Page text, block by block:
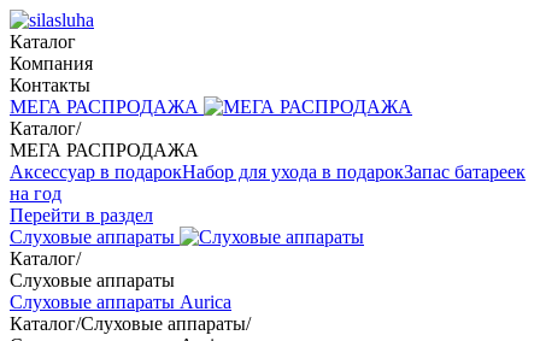
Каталог
Компания
Контакты
МЕГА РАСПРОДАЖА
Каталог/
МЕГА РАСПРОДАЖА
Аксессуар в подарокНабор для ухода в подарокЗапас батареек
на год
Перейти в раздел
Слуховые аппараты
Каталог/
Слуховые аппараты
Слуховые аппараты Aurica
Каталог/Слуховые аппараты/